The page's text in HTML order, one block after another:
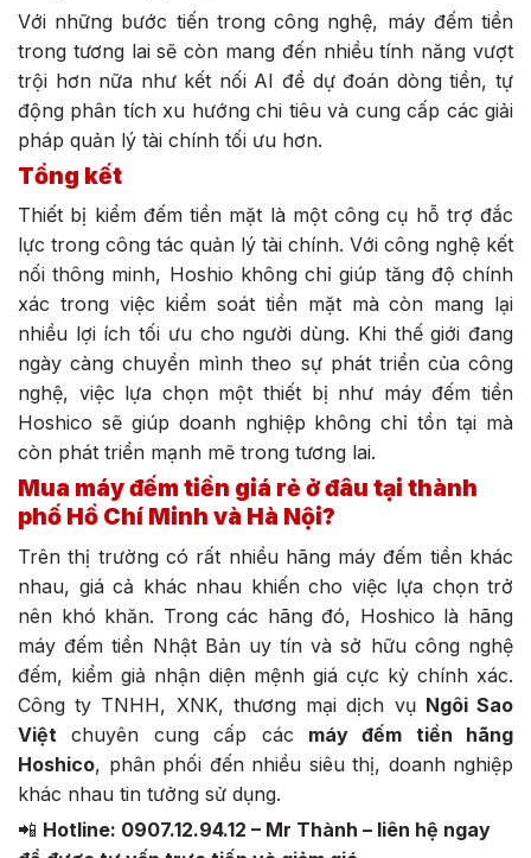
Với những bước tiến trong công nghệ, máy đếm tiền
trong tương lai sẽ còn mang đến nhiều tính năng vượt
trội hơn nữa như kết nối AI để dự đoán dòng tiền, tự
động phân tích xu hướng chi tiêu và cung cấp các giải
pháp quản lý tài chính tối ưu hơn.
Tổng kết
Thiết bị kiểm đếm tiền mặt là một công cụ hỗ trợ đắc
lực trong công tác quản lý tài chính. Với công nghệ kết
nối thông minh, Hoshio không chỉ giúp tăng độ chính
xác trong việc kiểm soát tiền mặt mà còn mang lại
nhiều lợi ích tối ưu cho người dùng. Khi thế giới đang
ngày càng chuyển mình theo sự phát triển của công
nghệ, việc lựa chọn một thiết bị như máy đếm tiền
Hoshico sẽ giúp doanh nghiệp không chỉ tồn tại mà
còn phát triển mạnh mẽ trong tương lai.
Mua máy đếm tiền giá rẻ ở đâu tại thành
phố Hồ Chí Minh và Hà Nội?
Trên thị trường có rất nhiều hãng máy đếm tiền khác
nhau, giá cả khác nhau khiến cho việc lựa chọn trở
nên khó khăn. Trong các hãng đó, Hoshico là hãng
máy đếm tiền Nhật Bản uy tín và sở hữu công nghệ
đếm, kiểm giả nhận diện mệnh giá cực kỳ chính xác.
Công ty TNHH, XNK, thương mại dịch vụ Ngôi Sao
Việt chuyên cung cấp các máy đếm tiền hãng
Hoshico, phân phối đến nhiều siêu thị, doanh nghiệp
khác nhau tin tưởng sử dụng.
📲 Hotline: 0907.12.94.12 – Mr Thành – liên hệ ngay